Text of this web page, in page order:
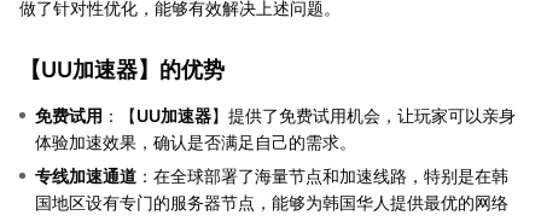
做了针对性优化，能够有效解决上述问题。
【UU加速器】的优势
免费试用 ：【UU加速器】提供了免费试用机会，让玩家可以亲身
体验加速效果，确认是否满足自己的需求。
专线加速通道 ：在全球部署了海量节点和加速线路，特别是在韩
国地区设有专门的服务器节点，能够为韩国华人提供最优的网络